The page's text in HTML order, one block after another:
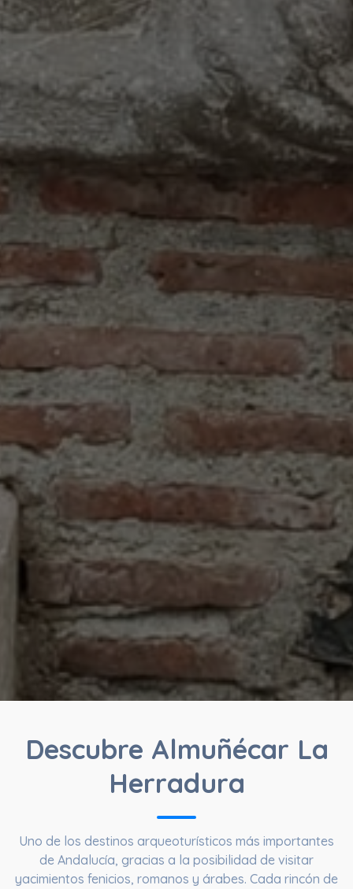
Descubre Almuñécar La
Herradura
Uno de los destinos arqueoturísticos más importantes
de Andalucía, gracias a la posibilidad de visitar
yacimientos fenicios, romanos y árabes. Cada rincón de